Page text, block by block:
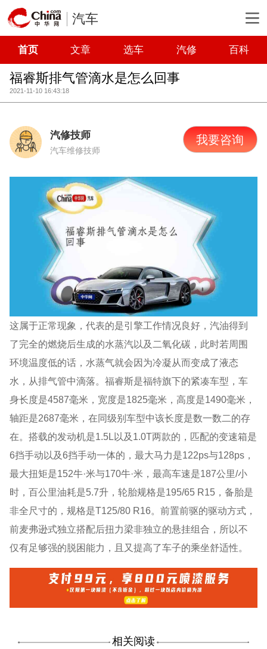
汽车
首页 文章 选车 汽修 百科
福睿斯排气管滴水是怎么回事
2021-11-10 16:43:18
汽修技师
汽车维修技师
我要咨询
这属于正常现象，代表的是引擎工作情况良好，汽油得到
了完全的燃烧后生成的水蒸汽以及二氧化碳，此时若周围
环境温度低的话，水蒸气就会因为冷凝从而变成了液态
水，从排气管中滴落。福睿斯是福特旗下的紧凑车型，车
身长度是4587毫米，宽度是1825毫米，高度是1490毫米，
轴距是2687毫米，在同级别车型中该长度是数一数二的存
在。搭载的发动机是1.5L以及1.0T两款的，匹配的变速箱是
6挡手动以及6挡手动一体的，最大马力是122ps与128ps，
最大扭矩是152牛·米与170牛·米，最高车速是187公里/小
时，百公里油耗是5.7升，轮胎规格是195/65 R15，备胎是
非全尺寸的，规格是T125/80 R16。前置前驱的驱动方式，
前麦弗逊式独立搭配后扭力梁非独立的悬挂组合，所以不
仅有足够强的脱困能力，且又提高了车子的乘坐舒适性。
相关阅读